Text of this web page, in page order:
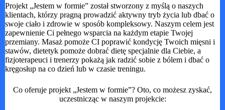
Projekt „Jestem w formie” został stworzony z myślą o naszych
klientach, którzy pragną prowadzić aktywny tryb życia lub dbać o
swoje ciało i zdrowie w sposób kompleksowy. Naszym celem jest
zapewnienie Ci pełnego wsparcia na każdym etapie Twojej
przemiany. Masaż pomoże CI poprawić kondycję Twoich mięsni i
stawów, dietetyk pomoże dobrać dietę specjalnie dla Ciebie, a
fizjoterapeuci i trenerzy pokażą jak radzić sobie z bólem i dbać o
kręgosłup na co dzień lub w czasie treningu.
Co oferuje projekt „Jestem w formie”? Oto, co możesz zyskać,
uczestnicząc w naszym projekcie: